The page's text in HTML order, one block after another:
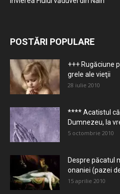
POSTĂRI POPULARE
+++ Rugăciune
grele ale vieţii
28 iulie 2010
**** Acatistul
Dumnezeu, la
5 octombrie 2010
Despre păcatul
onaniei (pazei
15 aprilie 2010